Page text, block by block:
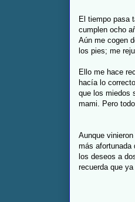
El tiempo pasa
cumplen ocho
Aún me cogen
los pies; me
Ello me hace
hacía lo
que los miedos
mami. Pero
Aunque
más afortunada
los deseos a
recuerda que